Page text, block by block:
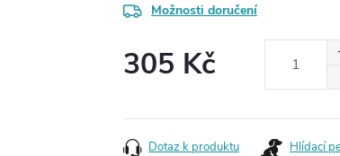
Možnosti doručení
305 Kč
Dotaz k produktu Hlídací